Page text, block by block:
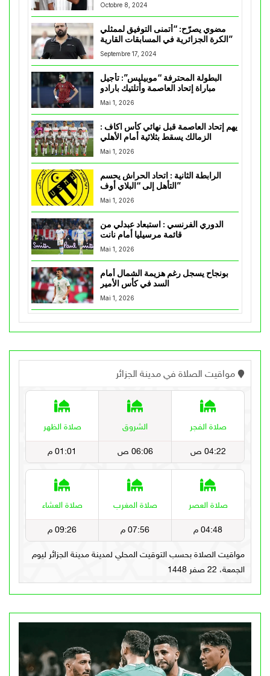
Octobre 8, 2024
مضوي يصرّح: “أتمنى التوفيق لممثلي
الكرة الجزائرية في المسابقات القارية”
Septembre 17, 2024
البطولة المحترفة “موبيليس”: تأجيل
مباراة إتحاد العاصمة وأتلتيك بارادو
Mai 1, 2026
يهم إتحاد العاصمة قبل نهائي كأس اكاف :
Mai 1, 2026
الرابطة الثانية : اتحاد الحراش يحسم
التأهل إلى “البلاي أوف”
Mai 1, 2026
الدوري الفرنسي : استبعاد عبدلي من
قائمة مرسيليا أمام نانت
Mai 1, 2026
بونجاح يسجل رغم هزيمة الشمال أمام
السد في كأس الأمير
Mai 1, 2026